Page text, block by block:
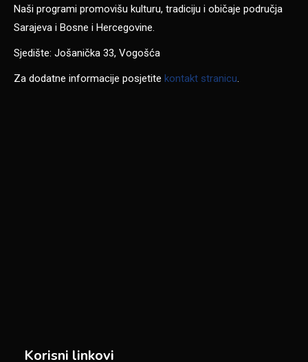
Naši programi promovišu kulturu, tradiciju i običaje područja
Sarajeva i Bosne i Hercegovine.
Sjedište: Jošanička 33, Vogošća
Za dodatne informacije posjetite kontakt stranicu.
Korisni linkovi